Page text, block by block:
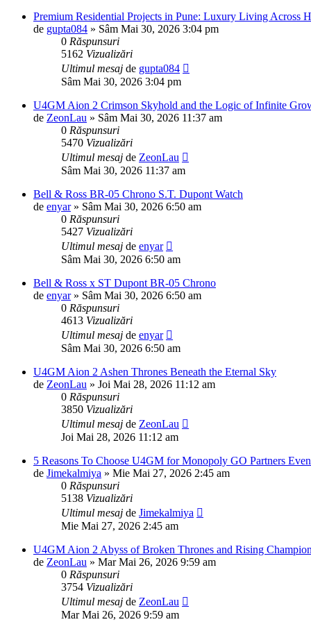
Premium Residential Projects in Pune: Luxury Living Across
de gupta084 » Sâm Mai 30, 2026 3:04 pm
0 Răspunsuri
5162 Vizualizări
Ultimul mesaj de gupta084
Sâm Mai 30, 2026 3:04 pm
U4GM Aion 2 Crimson Skyhold and the Logic of Infinite
de ZeonLau » Sâm Mai 30, 2026 11:37 am
0 Răspunsuri
5470 Vizualizări
Ultimul mesaj de ZeonLau
Sâm Mai 30, 2026 11:37 am
Bell & Ross BR-05 Chrono S.T. Dupont Watch
de enyar» Sâm Mai 30, 2026 6:50 am
0 Răspunsuri
5427 Vizualizări
Ultimul mesaj de enyar
Sâm Mai 30, 2026 6:50 am
Bell & Ross x ST Dupont BR-05 Chrono
de enyar» Sâm Mai 30, 2026 6:50 am
0 Răspunsuri
4613 Vizualizări
Ultimul mesaj de enyar
Sâm Mai 30, 2026 6:50 am
U4GM Aion 2 Ashen Thrones Beneath the Eternal Sky
de ZeonLau » Joi Mai 28, 2026 11:12 am
0 Răspunsuri
3850 Vizualizări
Ultimul mesaj de ZeonLau
Joi Mai 28, 2026 11:12 am
5 Reasons To Choose U4GM for Monopoly GO Partners
de Jimekalmiya » Mie Mai 27, 2026 2:45 am
0 Răspunsuri
5138 Vizualizări
Ultimul mesaj de Jimekalmiya
Mie Mai 27, 2026 2:45 am
U4GM Aion 2 Abyss of Broken Thrones and Rising
de ZeonLau » Mar Mai 26, 2026 9:59 am
0 Răspunsuri
3754 Vizualizări
Ultimul mesaj de ZeonLau
Mar Mai 26, 2026 9:59 am